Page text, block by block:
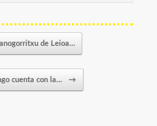
de Leioa…
cuenta con la… →